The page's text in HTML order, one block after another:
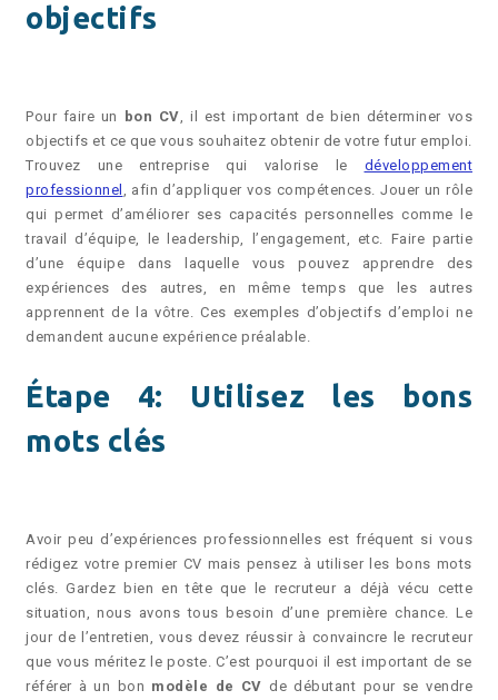
objectifs
Pour faire un bon CV , il est important de bien déterminer vos
objectifs et ce que vous souhaitez obtenir de votre futur emploi.
Trouvez une entreprise qui valorise le développement
professionnel , afin d’appliquer vos compétences. Jouer un rôle
qui permet d’améliorer ses capacités personnelles comme le
travail d’équipe, le leadership, l’engagement, etc. Faire partie
d’une équipe dans laquelle vous pouvez apprendre des
expériences des autres, en même temps que les autres
apprennent de la vôtre. Ces exemples d’objectifs d’emploi ne
demandent aucune expérience préalable.
Étape 4: Utilisez les bons
mots clés
Avoir peu d’expériences professionnelles est fréquent si vous
rédigez votre premier CV mais pensez à utiliser les bons mots
clés. Gardez bien en tête que le recruteur a déjà vécu cette
situation, nous avons tous besoin d’une première chance. Le
jour de l’entretien, vous devez réussir à convaincre le recruteur
que vous méritez le poste. C’est pourquoi il est important de se
référer à un bon modèle de CV de débutant pour se vendre